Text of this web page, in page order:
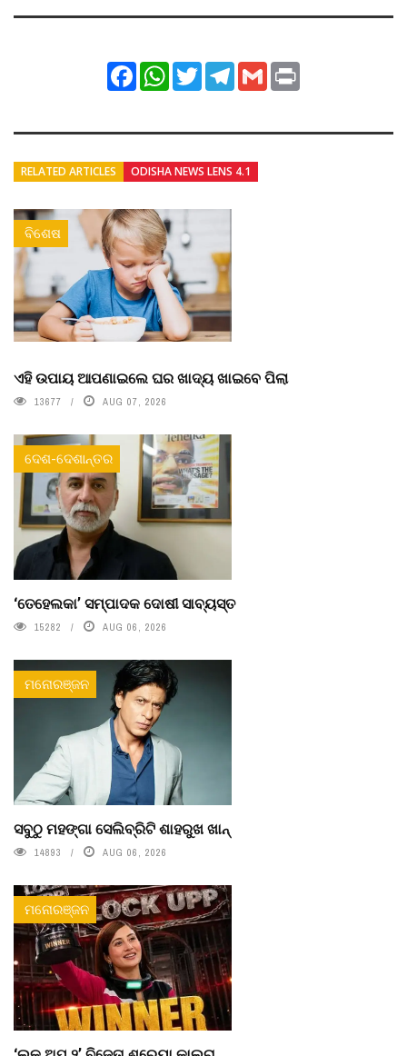
FacebookWhatsApp
TwitterTelegram
Gmail
RELATED ARTICLES ODISHA NEWS LENS 4.1
ବିଶେଷ
ଏହି ଉପାୟ ଆପଣାଇଲେ ଘର ଖାଦ୍ୟ ଖାଇବେ ପିଲା
13677 AUG 07, 2026
ଦେଶ-ଦେଶାନ୍ତର
‘ତେହେଲକା’ ସମ୍ପାଦକ ଦୋଷୀ ସାବ୍ୟସ୍ତ
15282 AUG 06, 2026
ମନୋରଞ୍ଜନ
ସବୁଠୁ ମହଙ୍ଗା ସେଲିବ୍ରିଟି ଶାହରୁଖ ଖାନ୍
14893 AUG 06, 2026
ମନୋରଞ୍ଜନ